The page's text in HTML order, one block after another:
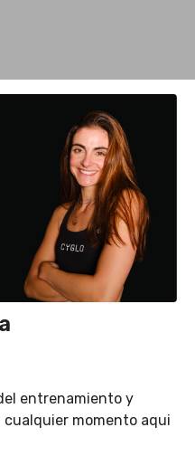
entrenamiento y
momento aqui